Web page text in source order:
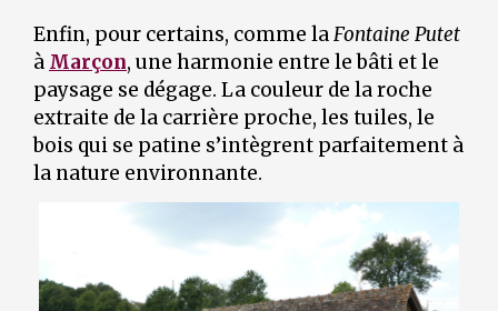
Enfin, pour certains, comme laFontaine Putet
à Marçon, une harmonie entre le bâti et le
paysage se dégage. La couleur de la roche
extraite de la carrière proche, les tuiles, le
bois qui se patine s’intègrent parfaitement à
la nature environnante.